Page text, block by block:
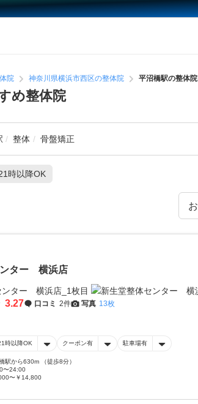
院 神奈川県横浜市西区の整体院 平沼橋駅の整体院
め整体院
整体 骨盤矯正
時以降OK
ンター 横浜店
3.27 口コミ 2件 写真 13枚
時以降OK クーポン有 駐車場有
駅から630m （徒歩8分）
〜24:00
〜￥14,800